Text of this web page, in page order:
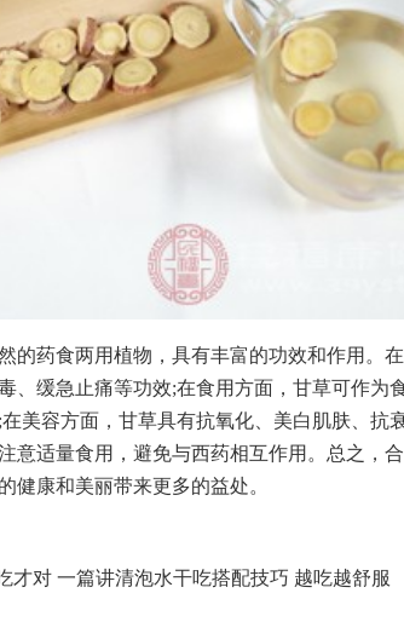
的药食两用植物，具有丰富的功效和作用。
、缓急止痛等功效;在食用方面，甘草可作为
美容方面，甘草具有抗氧化、美白肌肤、抗
意适量食用，避免与西药相互作用。总之，
健康和美丽带来更多的益处。
才对 一篇讲清泡水干吃搭配技巧 越吃越舒服